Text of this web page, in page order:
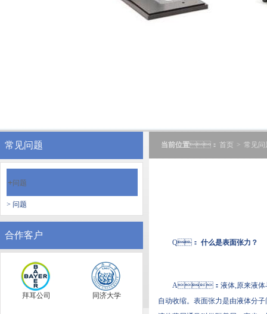
常见问题
+问题
> 问题
合作客户
拜耳公司 同济大学
当前位置： 首页 > 常见问
Q： 什么是表面张力？
A：液体,原来液体与气
自动收缩。表面张力是由液体分